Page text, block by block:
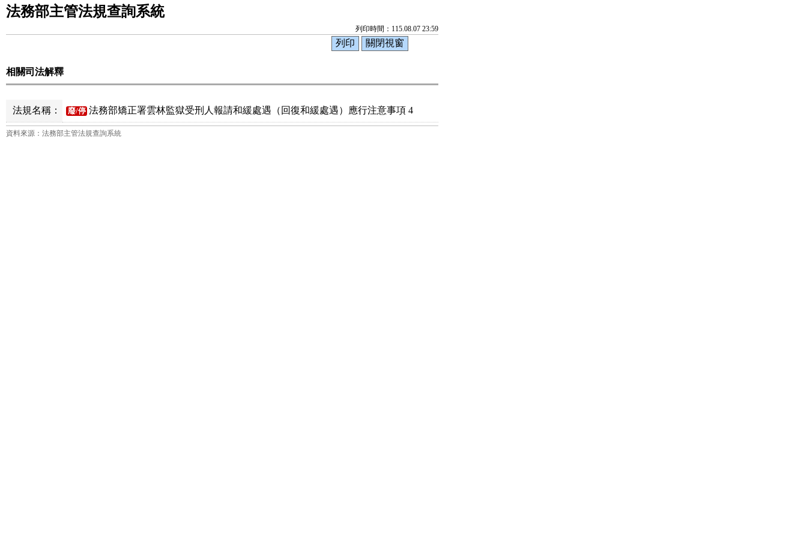
法務部主管法規查詢系統
列印時間：115.08.07 23:59
相關司法解釋
法規名稱： 廢/停 法務部矯正署雲林監獄受刑人報請和緩處遇（回復和緩處遇）應行注意事項 4
資料來源：法務部主管法規查詢系統